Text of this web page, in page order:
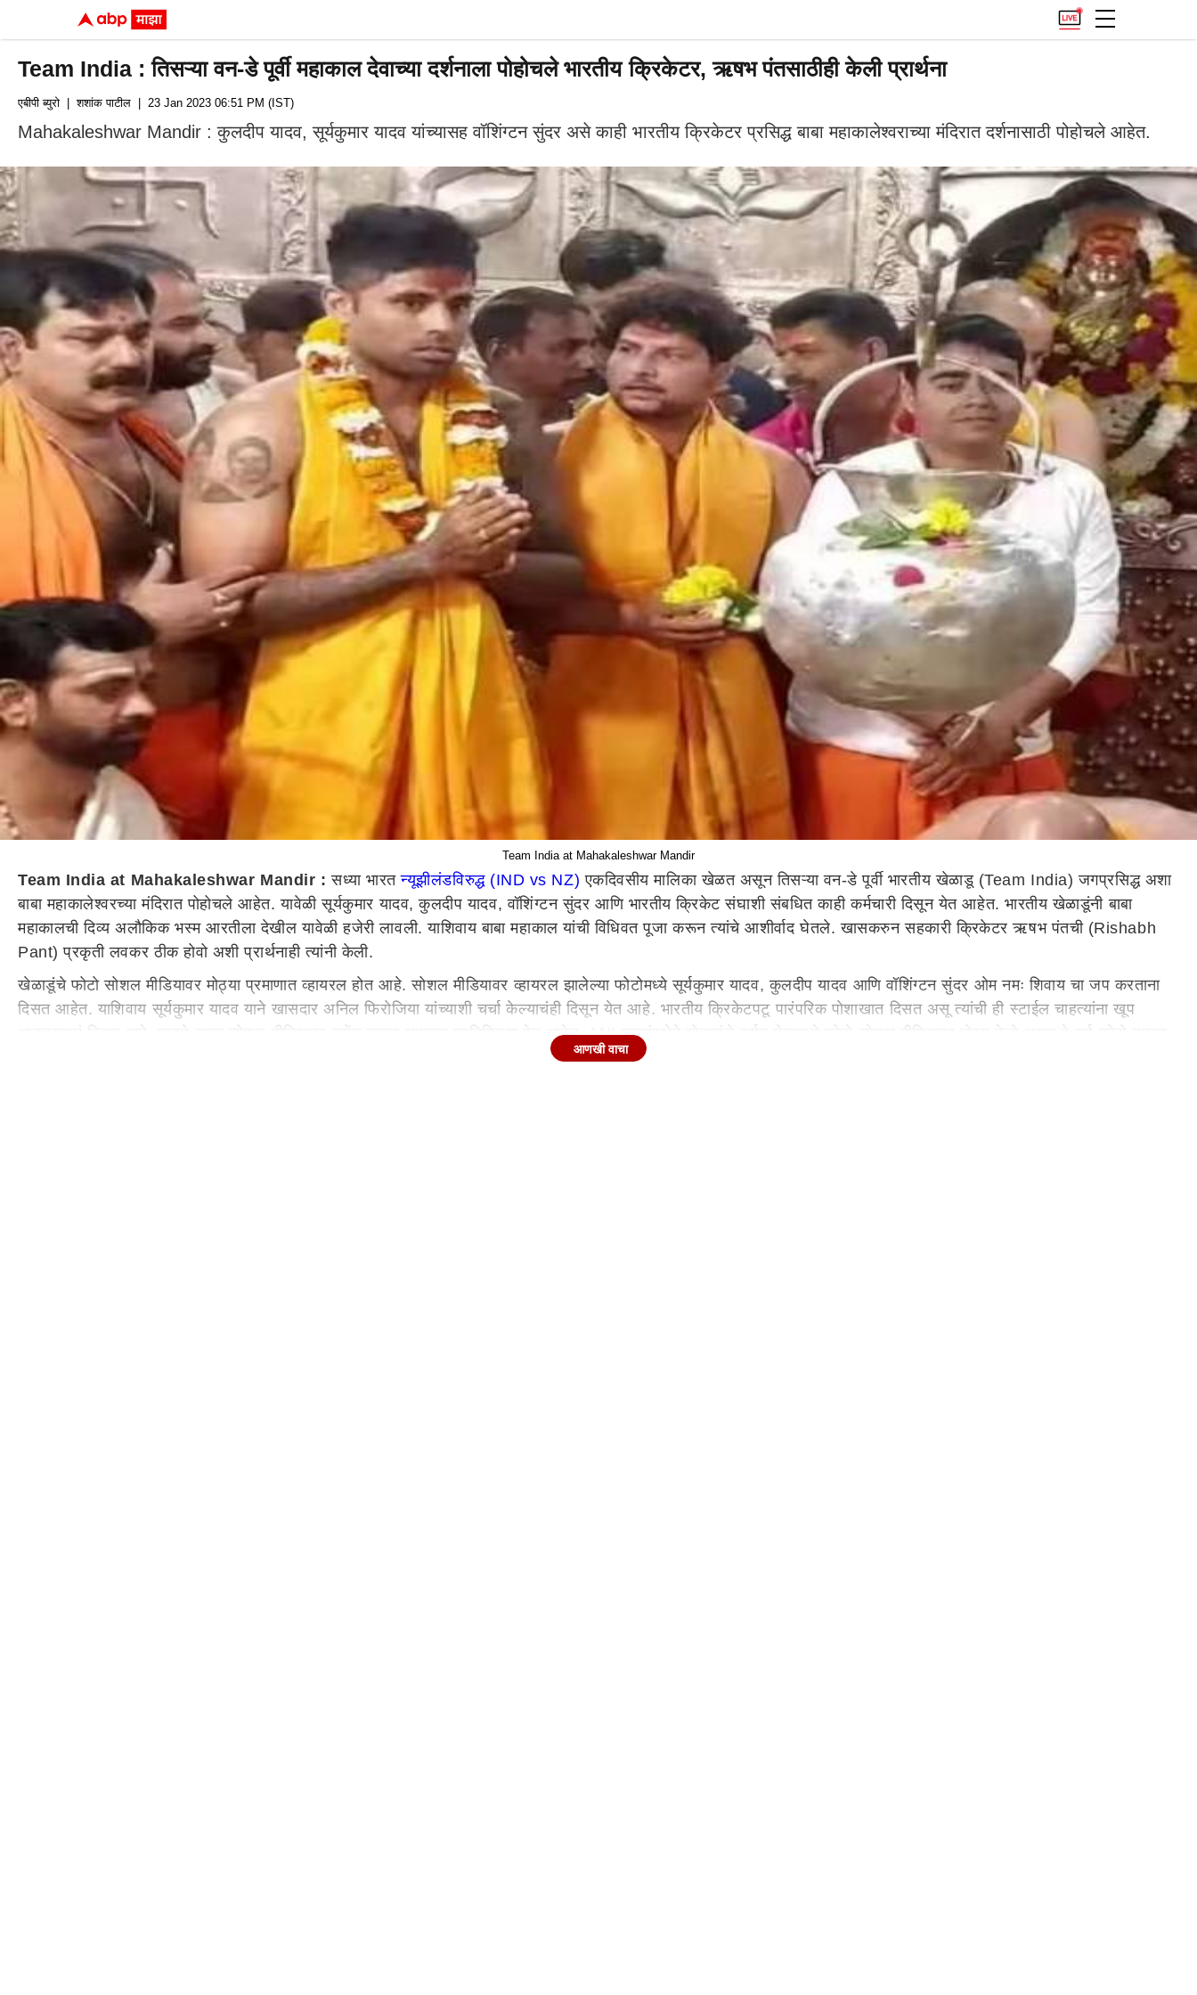
Team India : तिसऱ्या वन-डे पूर्वी महाकाल देवाच्या दर्शनाला पोहोचले भारतीय क्रिकेटर, ऋषभ पंतसाठीही केली प्रार्थना
एबीपी ब्युरो | शशांक पाटील | 23 Jan 2023 06:51 PM (IST)
Mahakaleshwar Mandir : कुलदीप यादव, सूर्यकुमार यादव यांच्यासह वॉशिंग्टन सुंदर असे काही भारतीय क्रिकेटर प्रसिद्ध बाबा महाकालेश्वराच्या मंदिरात दर्शनासाठी पोहोचले आहेत.
Team India at Mahakaleshwar Mandir
Team India at Mahakaleshwar Mandir :सध्या भारतन्यूझीलंडविरुद्ध (IND vs NZ) एकदिवसीय मालिका खेळत असून तिसऱ्या वन-डे पूर्वी भारतीय खेळाडू (Team India) जगप्रसिद्ध अशा
बाबा महाकालेश्वरच्या मंदिरात पोहोचले आहेत. यावेळी सूर्यकुमार यादव, कुलदीप यादव, वॉशिंग्टन सुंदर आणि भारतीय क्रिकेट संघाशी संबधित काही कर्मचारी दिसून येत आहेत. भारतीय खेळाडूंनी बाबा
महाकालची दिव्य अलौकिक भस्म आरतीला देखील यावेळी हजेरी लावली. याशिवाय बाबा महाकाल यांची विधिवत पूजा करून त्यांचे आशीर्वाद घेतले. खासकरुन सहकारी क्रिकेटर ऋषभ पंतची (Rishabh
Pant) प्रकृती लवकर ठीक होवो अशी प्रार्थनाही त्यांनी केली.
खेळाडूंचे फोटो सोशल मीडियावर मोठ्या प्रमाणात व्हायरल होत आहे. सोशल मीडियावर व्हायरल झालेल्या फोटोमध्ये सूर्यकुमार यादव, कुलदीप यादव आणि वॉशिंग्टन सुंदर ओम नमः शिवाय चा जप करताना
दिसत आहेत. याशिवाय सूर्यकुमार यादव याने खासदार अनिल फिरोजिया यांच्याशी चर्चा केल्याचंही दिसून येत आहे. भारतीय क्रिकेटपटू पारंपरिक पोशाखात दिसत असू त्यांची ही स्टाईल चाहत्यांना खूप
आवडल्याचं दिसत आहे. चाहते सतत सोशल मीडियावर कमेंट करून आपल्या प्रतिक्रिया देत आहेत. ANI वृत्तसंस्थेने खेळाडूंचे दर्शन घेतानाचे फोटो सोशल मीडियावर पोस्ट केले असून हे सर्व फोटो तुफान
आणखी वाचा